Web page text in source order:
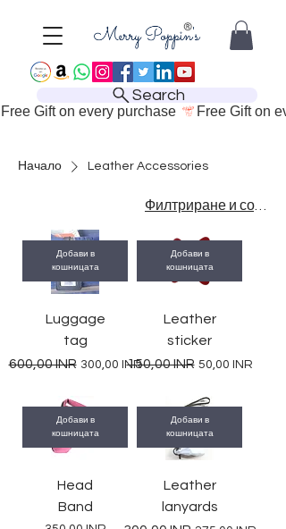
Search
Free Gift on every purchase
Начало Leather Accessories
Филтриране и
Добави в
кошницата
Luggage
tag
Редовна цена
600,00 INR Продажна цена
300,00 INR
Добави в
кошницата
Leather
sticker
Редовна цена
150,00 INR Продажна цена
50,00 INR
Добави в
кошницата
Head
Band
Добави в
кошницата
Leather
lanyards